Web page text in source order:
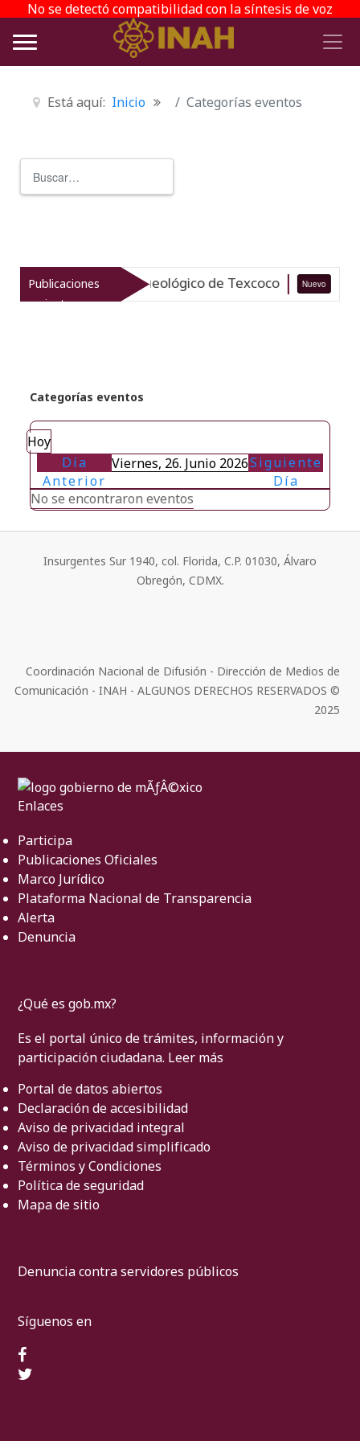
No se detectó compatibilidad con la síntesis de voz
Está aquí: Inicio Categorías eventos
Publicaciones
recientes
el patrimonio arqueológico de Texcoco Nuevo
Categorías eventos
Hoy
Día
Anterior
Viernes, 26. Junio 2026Siguiente
Día
No se encontraron eventos
Insurgentes Sur 1940, col. Florida, C.P. 01030, Álvaro
Obregón, CDMX.
Coordinación Nacional de Difusión - Dirección de Medios de
Comunicación - INAH - ALGUNOS DERECHOS RESERVADOS ©
2025
Enlaces
Participa
Publicaciones Oficiales
Marco Jurídico
Plataforma Nacional de Transparencia
Alerta
Denuncia
¿Qué es gob.mx?
Es el portal único de trámites, información y
participación ciudadana. Leer más
Portal de datos abiertos
Declaración de accesibilidad
Aviso de privacidad integral
Aviso de privacidad simplificado
Términos y Condiciones
Política de seguridad
Mapa de sitio
Denuncia contra servidores públicos
Síguenos en